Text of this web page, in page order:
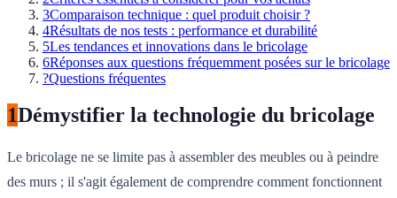
3Comparaison technique : quel produit choisir ?
4Résultats de nos tests : performance et durabilité
5Les tendances et innovations dans le bricolage
6Réponses aux questions fréquemment posées sur le bricolage
?Questions fréquentes
1Démystifier la technologie du bricolage
Le bricolage ne se limite pas à assembler des meubles ou à peindre
des murs ; il s'agit également de comprendre comment fonctionnent